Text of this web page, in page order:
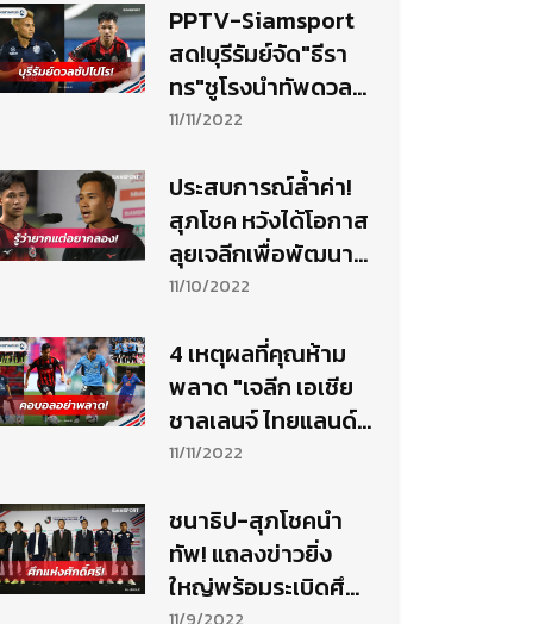
PPTV-Siamsport
สด!บุรีรัมย์จัด"ธีรา
ทร"ชูโรงนำทัพดวล
ทีมคอนซะพร้อม
11/11/2022
ประสบการณ์ล้ำค่า!
สุภโชค หวังได้โอกาส
ลุยเจลีกเพื่อพัฒนา
ฝีเท้าต่อ
11/10/2022
4 เหตุผลที่คุณห้าม
พลาด "เจลีก เอเชีย
ชาลเลนจ์ ไทยแลนด์
2022"
11/11/2022
ชนาธิป-สุภโชคนำ
ทัพ! แถลงข่าวยิ่ง
ใหญ่พร้อมระเบิดศึก